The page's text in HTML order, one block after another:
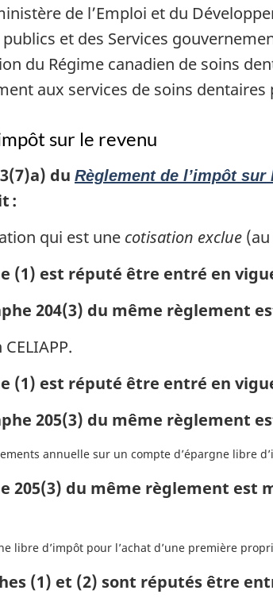
de l’Emploi et du
et des Services
du Régime canadien de soins
aux services de soins
sur le revenu
du Règlement de l’impôt sur
:
qui est une cotisation exclue
(1) est réputé être entré en
204(3) du même règlement
(1) est réputé être entré en
205(3) du même règlement
annuelle sur un compte d’épargne libre
205(3) du même règlement est
libre d’impôt pour l’achat d’une première
(1) et (2) sont réputés être